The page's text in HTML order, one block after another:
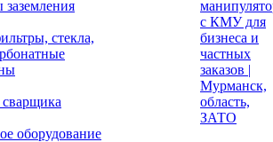
стекла,
оборудование
с КМУ для
бизнеса и
частных
заказов |
Мурманск,
область,
ЗАТО